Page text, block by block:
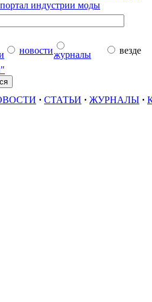
новостижурналы
везде
· СТАТЬИ · ЖУРНАЛЫ ·